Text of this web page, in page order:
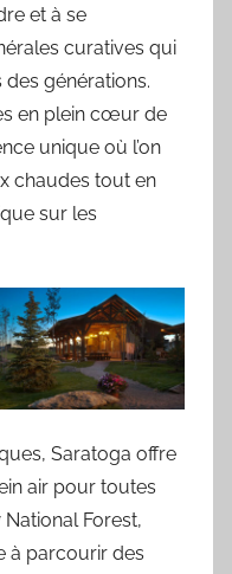
et à se
curatives qui
générations.
en plein cœur de
unique où l’on
chaudes tout en
sur les
Saratoga offre
air pour toutes
Forest,
à parcourir des